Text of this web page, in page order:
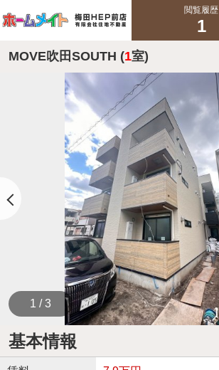
閲覧履歴
1
MOVE吹田SOUTH (1室)
1 / 3
基本情報